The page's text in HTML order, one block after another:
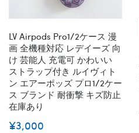
LV Airpods Pro1/2ケース 漫
画 全機種対応 レデイーズ 向
け 芸能人 充電可 かわいい
ストラップ付き ルイヴィト
ン エアーポッズ プロ1/2ケー
ス ブランド 耐衝撃 キズ防止
在庫あり
¥3,000